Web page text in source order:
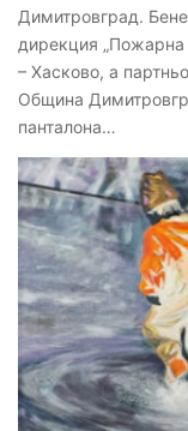
Димитровград.
дирекция „Пожарна
– Хасково, а
Община
панталона…